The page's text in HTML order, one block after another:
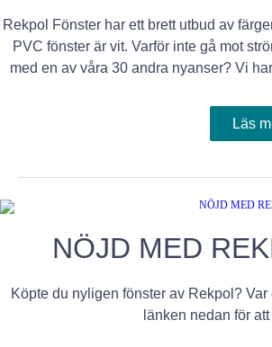
Rekpol Fönster har ett brett utbud av
PVC fönster är vit. Varför inte gå mot
med en av våra 30 andra nyanser? Vi
Läs
NÖJD MED
Köpte du nyligen fönster av Rekpol?
länken nedan för